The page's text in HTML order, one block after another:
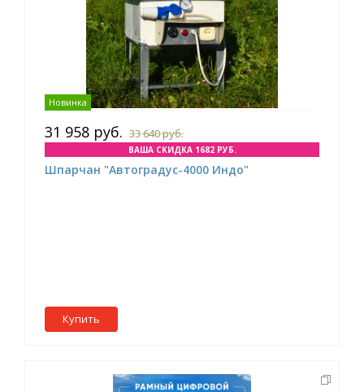
Новинка
31 958 руб. 33 640 руб.
ВАША СКИДКА 1682 РУБ.
Шпарчан "Автоградус-4000 Индо"
Купить